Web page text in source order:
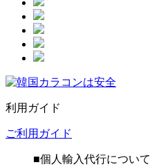
利用ガイド
ご利用ガイド
■個人輸入代行について